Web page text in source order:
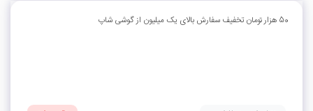
50 هزار تومان تخفیف سفارش بالای یک میلیون از گوشی شاپ